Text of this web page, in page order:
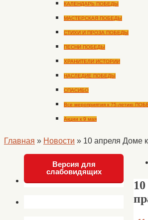
КАЛЕНДАРЬ ПОБЕДЫ
МАСТЕРСКАЯ ПОБЕДЫ
СТИХИ И ПРОЗА ПОБЕДЫ
ПЕСНИ ПОБЕДЫ
ХРАНИТЕЛИ ИСТОРИИ
НАСЛЕДИЕ ПОБЕДЫ
СПАСИБО
Все мероприятия к 75-летию
Акции к 9 мая
Главная » Новости » 10 апреля Доме
Версия для
слабовидящих